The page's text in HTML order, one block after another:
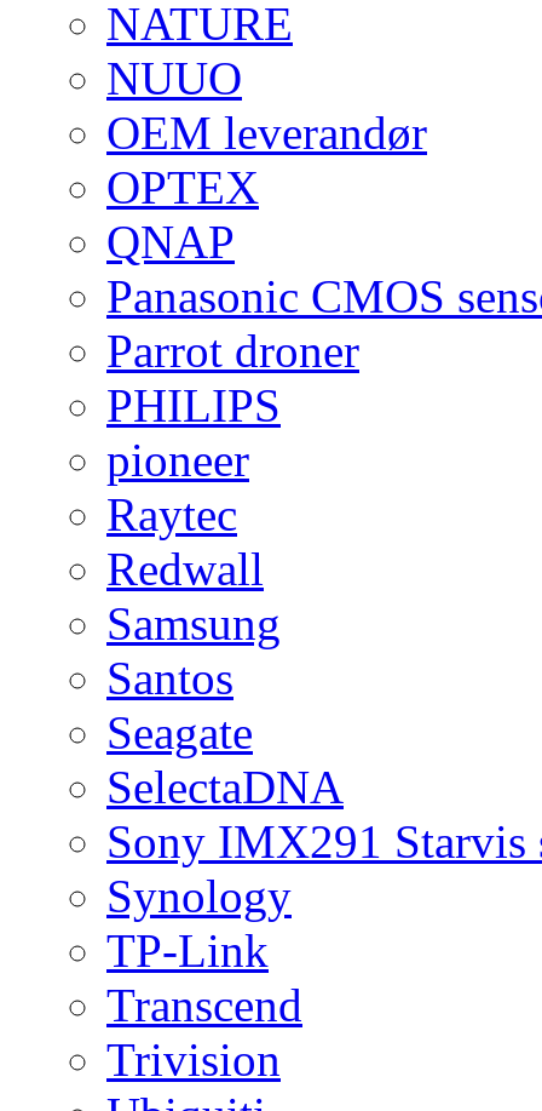
NATURE
NUUO
OEM leverandør
OPTEX
QNAP
Panasonic CMOS
Parrot droner
PHILIPS
pioneer
Raytec
Redwall
Samsung
Santos
Seagate
SelectaDNA
Sony IMX291 Starvis
Synology
TP-Link
Transcend
Trivision